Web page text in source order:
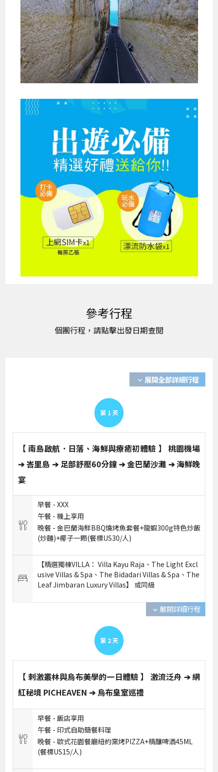
expand_more 展開全部詳細行程
第 1 天
【 南島啟航．日落、海鮮與療癒初體驗 】 桃園機場
➔ 峇里島 ➔ 足部舒壓60分鐘 ➔ 金巴蘭沙灘 ➔ 海鮮晚
宴
早餐 -XXX
午餐 -機上享用
晚餐 -金巴蘭海鮮BBQ燒烤魚套餐+龍蝦300g特色炒飯
(炒麵)+椰子一顆(餐標US30/人)
【精選獨棟VILLA： Villa Kayu Raja、The Light Excl
usive Villas & Spa、The Bidadari Villas & Spa、The
Leaf Jimbaran Luxury Villas】 或同級
expand_more 展開詳細行程
第 2 天
【 刺激叢林與烏布美學的一日體驗 】 激流泛舟 ➔ 網
紅秘境 PICHEAVEN ➔ 烏布皇室巡禮
早餐 -飯店享用
午餐 - 印式自助簡餐料理
晚餐 -歐式花園餐廳紐約窯烤PIZZA+精釀啤酒45ML
(餐標US15/人)